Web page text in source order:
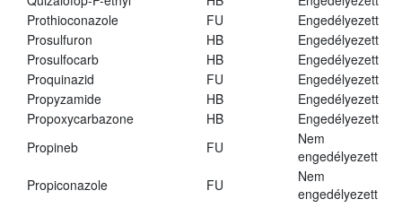
Prothioconazole
FU
Engedélyezett
Prosulfuron
HB
Engedélyezett
Prosulfocarb
HB
Engedélyezett
Proquinazid
FU
Engedélyezett
Propyzamide
HB
Engedélyezett
Propoxycarbazone
HB
Engedélyezett
Propineb
FU
Nem
engedélyezett
Propiconazole
FU
Nem
engedélyezett